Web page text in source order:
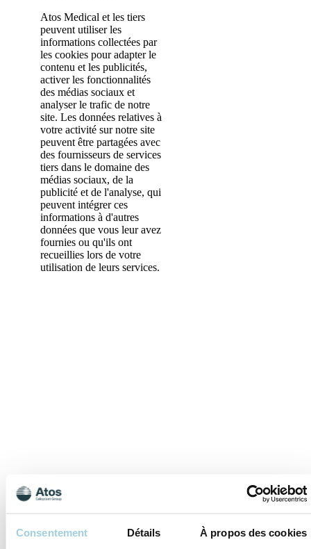
Consentement Détails À propos des cookies
Atos Medical et les tiers
peuvent utiliser les
informations collectées par
les cookies pour adapter le
contenu et les publicités,
activer les fonctionnalités
des médias sociaux et
analyser le trafic de notre
site. Les données relatives à
votre activité sur notre site
peuvent être partagées avec
des fournisseurs de services
tiers dans le domaine des
médias sociaux, de la
publicité et de l'analyse, qui
peuvent intégrer ces
informations à d'autres
données que vous leur avez
fournies ou qu'ils ont
recueillies lors de votre
utilisation de leurs services.